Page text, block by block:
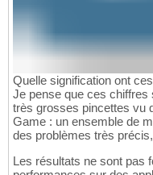
Quelle signification ont
Je pense que ces chiffres
très grosses pincettes vu
Game : un ensemble de
des problèmes très
Les résultats ne sont pas